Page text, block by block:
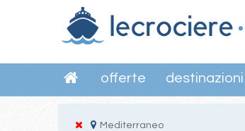
offerte destinazioni
Mediterraneo